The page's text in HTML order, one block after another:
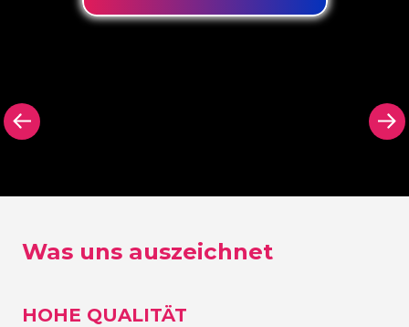
hinter
Kontur
Was uns auszeichnet
HOHE QUALITÄT